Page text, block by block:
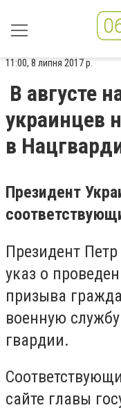
11:00, 8 липня 2017 р.
В августе
украинцев
в
Президент
Президент
указ о
призыва
военную
гвардии.
сайте главы